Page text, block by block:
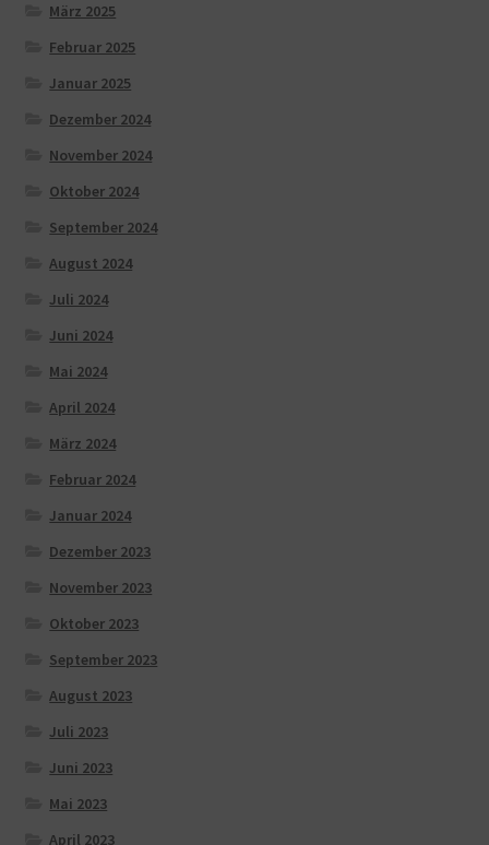
März 2025
Februar 2025
Januar 2025
Dezember 2024
November 2024
Oktober 2024
September 2024
August 2024
Juli 2024
Juni 2024
Mai 2024
April 2024
März 2024
Februar 2024
Januar 2024
Dezember 2023
November 2023
Oktober 2023
September 2023
August 2023
Juli 2023
Juni 2023
Mai 2023
April 2023